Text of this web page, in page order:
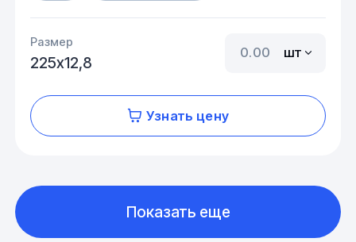
Размер
225х12,8
шт
Узнать цену
Показать еще